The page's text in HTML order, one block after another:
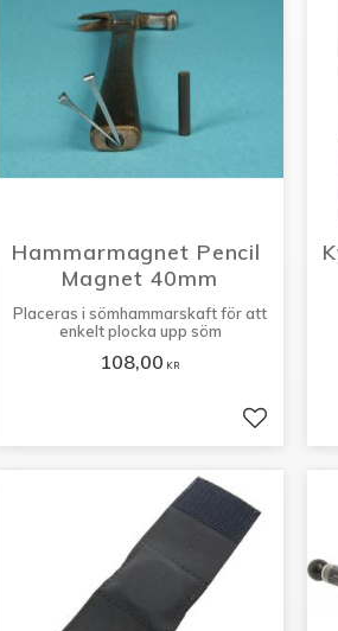
i favoriter
Hammarmagnet Pencil
Magnet 40mm
Placeras i sömhammarskaft för att
enkelt plocka upp söm
108,00 KR
Lägg till i